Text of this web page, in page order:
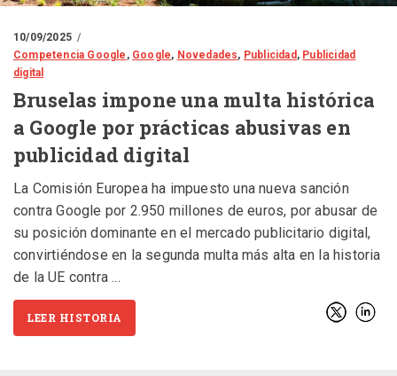
10/09/2025
Competencia Google , Google, Novedades, Publicidad , Publicidad
digital
Bruselas impone una multa histórica
a Google por prácticas abusivas en
publicidad digital
La Comisión Europea ha impuesto una nueva sanción
contra Google por 2.950 millones de euros, por abusar de
su posición dominante en el mercado publicitario digital,
convirtiéndose en la segunda multa más alta en la historia
de la UE contra
LEER HISTORIA